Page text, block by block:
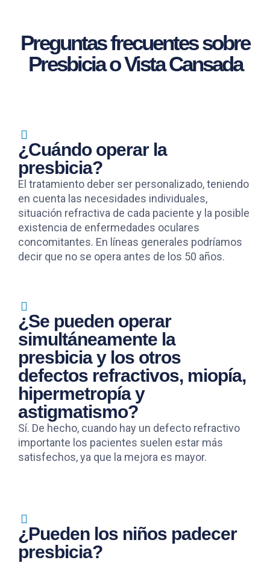
Preguntas frecuentes sobre
Presbicia o Vista Cansada
¿Cuándo operar la
presbicia?
El tratamiento deber ser personalizado, teniendo
en cuenta las necesidades individuales,
situación refractiva de cada paciente y la posible
existencia de enfermedades oculares
concomitantes. En líneas generales podríamos
decir que no se opera antes de los 50 años.
¿Se pueden operar
simultáneamente la
presbicia y los otros
defectos refractivos, miopía,
hipermetropía y
astigmatismo?
Sí. De hecho, cuando hay un defecto refractivo
importante los pacientes suelen estar más
satisfechos, ya que la mejora es mayor.
¿Pueden los niños padecer
presbicia?